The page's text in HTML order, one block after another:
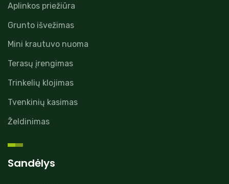
Aplinkos priežiūra
Grunto išvežimas
Mini krautuvo nuoma
Terasų įrengimas
Trinkelių klojimas
Tvenkinių kasimas
Želdinimas
Sandėlys